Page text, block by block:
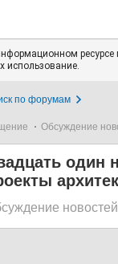
ресурсе
использование.
по форумам
Обсуждение
один
новостей